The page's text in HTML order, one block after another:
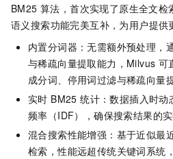
BM25 算法，首次实现了原生全文检
语义搜索功能完美互补，为用户提供
内置分词器：无需额外预处理，
与稀疏向量提取能力，Milvus 可
成分词、停用词过滤与稀疏向量提
实时 BM25 统计：数据插入时
频率（IDF），确保搜索结果的实
混合搜索性能增强：基于近似最
检索，性能远超传统关键词系统